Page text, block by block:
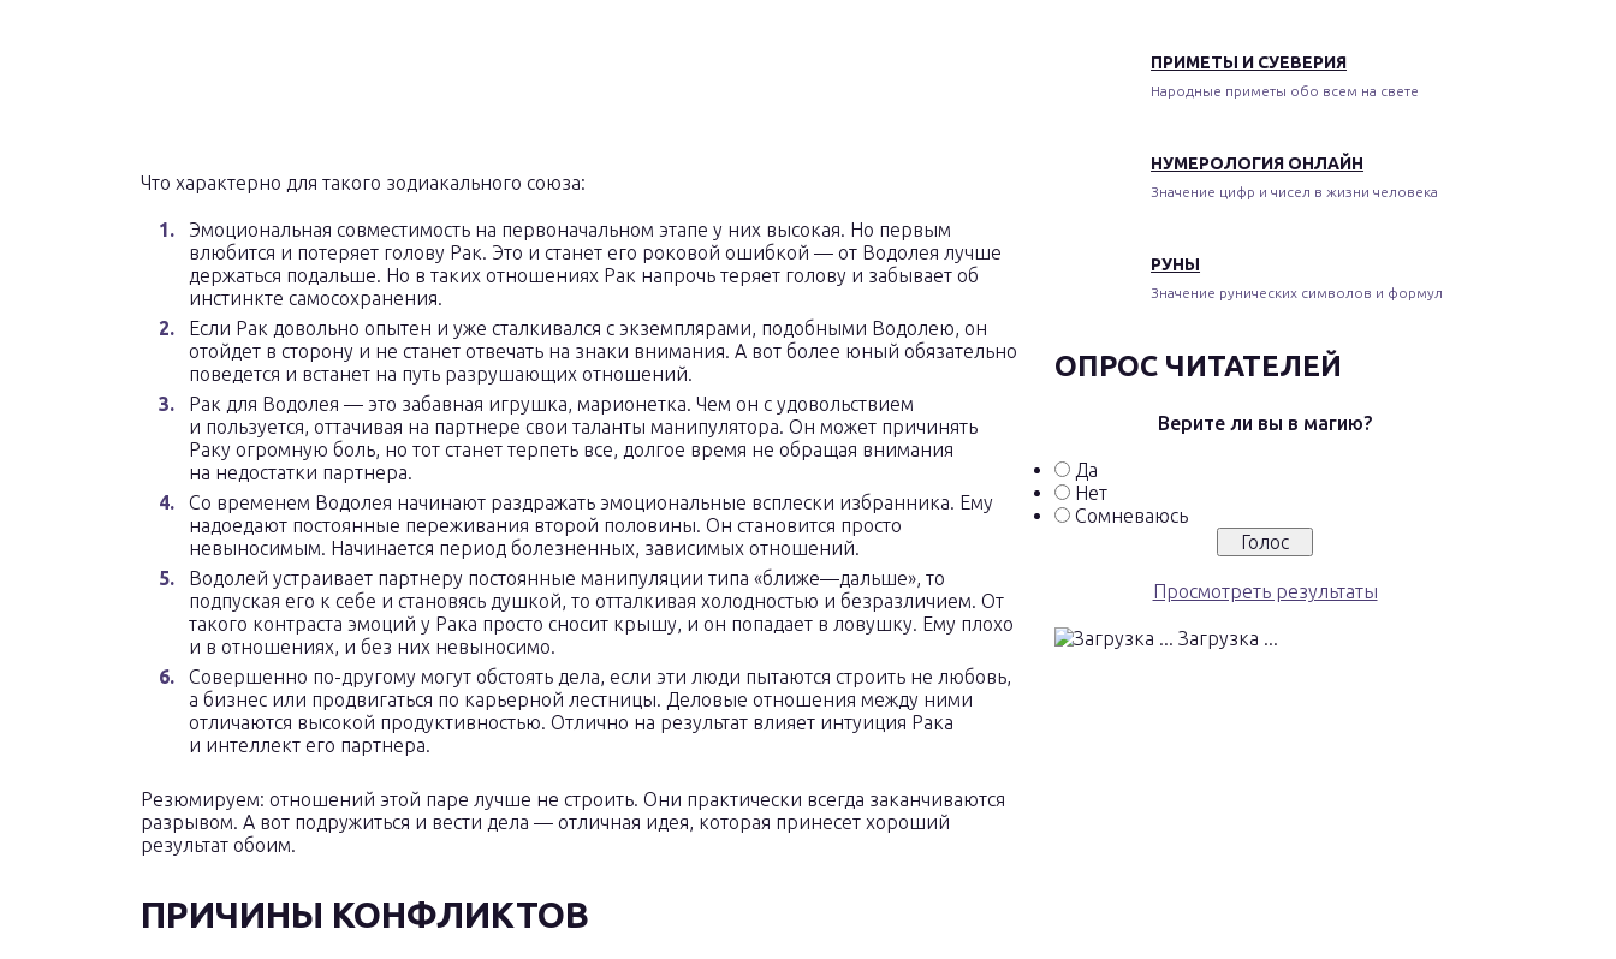
Что характерно для такого зодиакального союза:
Эмоциональная совместимость на первоначальном этапе у них высокая. Но первым
влюбится и потеряет голову Рак. Это и станет его роковой ошибкой — от Водолея лучше
держаться подальше. Но в таких отношениях Рак напрочь теряет голову и забывает об
инстинкте самосохранения.
Если Рак довольно опытен и уже сталкивался с экземплярами, подобными Водолею, он
отойдет в сторону и не станет отвечать на знаки внимания. А вот более юный обязательно
поведется и встанет на путь разрушающих отношений.
Рак для Водолея — это забавная игрушка, марионетка. Чем он с удовольствием
и пользуется, оттачивая на партнере свои таланты манипулятора. Он может причинять
Раку огромную боль, но тот станет терпеть все, долгое время не обращая внимания
на недостатки партнера.
Со временем Водолея начинают раздражать эмоциональные всплески избранника. Ему
надоедают постоянные переживания второй половины. Он становится просто
невыносимым. Начинается период болезненных, зависимых отношений.
Водолей устраивает партнеру постоянные манипуляции типа «ближе—дальше», то
подпуская его к себе и становясь душкой, то отталкивая холодностью и безразличием. От
такого контраста эмоций у Рака просто сносит крышу, и он попадает в ловушку. Ему плохо
и в отношениях, и без них невыносимо.
Совершенно по-другому могут обстоять дела, если эти люди пытаются строить не любовь,
а бизнес или продвигаться по карьерной лестницы. Деловые отношения между ними
отличаются высокой продуктивностью. Отлично на результат влияет интуиция Рака
и интеллект его партнера.
Резюмируем: отношений этой паре лучше не строить. Они практически всегда заканчиваются
разрывом. А вот подружиться и вести дела — отличная идея, которая принесет хороший
результат обоим.
ПРИЧИНЫ КОНФЛИКТОВ
ПРИМЕТЫ И СУЕВЕРИЯ
Народные приметы обо всем на свете
НУМЕРОЛОГИЯ ОНЛАЙН
Значение цифр и чисел в жизни человека
РУНЫ
Значение рунических символов и формул
ОПРОС ЧИТАТЕЛЕЙ
Верите ли вы в магию?
Да
Нет
Сомневаюсь
Просмотреть результаты
Загрузка ...